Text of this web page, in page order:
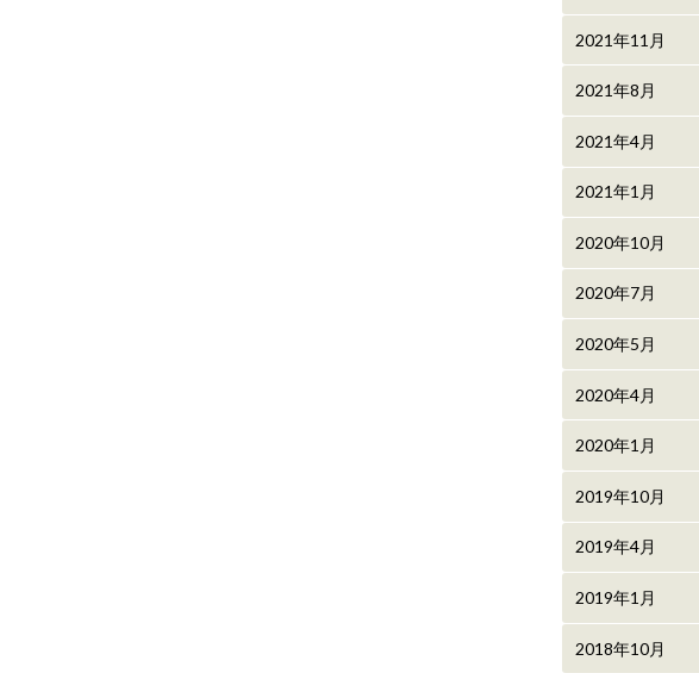
2021年11月
2021年8月
2021年4月
2021年1月
2020年10月
2020年7月
2020年5月
2020年4月
2020年1月
2019年10月
2019年4月
2019年1月
2018年10月